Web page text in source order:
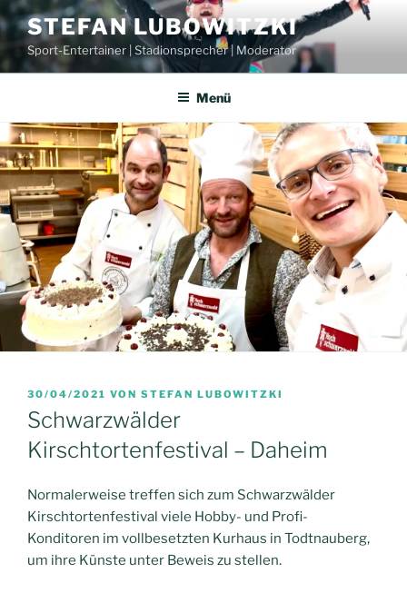
Zum
Inhalt
springen
STEFAN LUBOWITZKI
Sport-Entertainer | Stadionsprecher | Moderator
Menü
VERÖFFENTLICHT
AM
30/04/2021 VON STEFAN LUBOWITZKI
Schwarzwälder
Kirschtortenfestival – Daheim
Normalerweise treffen sich zum Schwarzwälder
Kirschtortenfestival viele Hobby- und Profi-
Konditoren im vollbesetzten Kurhaus in Todtnauberg,
um ihre Künste unter Beweis zu stellen.